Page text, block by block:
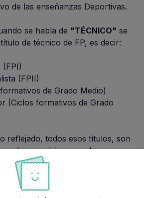
de las enseñanzas Deportivas.
se habla de "TÉCNICO" se
de técnico de FP, es decir:
(FPI)
(FPII)
de Grado Medio)
(Ciclos formativos de Grado
reflejado, todos esos títulos, son
a las oposiciones en las que se
según la Disposición
EDU/1603/2009 y según la
31 de la Ley de Educación (LOE